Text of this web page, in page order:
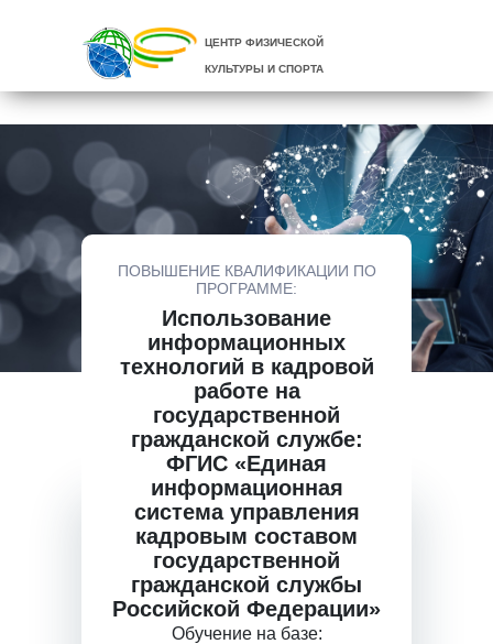
ЦЕНТР ФИЗИЧЕСКОЙ
КУЛЬТУРЫ И СПОРТА
ПОВЫШЕНИЕ КВАЛИФИКАЦИИ ПО
ПРОГРАММЕ:
Использование
информационных
технологий в кадровой
работе на
государственной
гражданской службе:
ФГИС «Единая
информационная
система управления
кадровым составом
государственной
гражданской службы
Российской Федерации»
Обучение на базе:
Описание курса
Получаемые документы